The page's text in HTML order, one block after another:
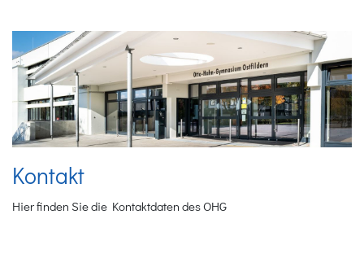
Kontakt
Hier finden Sie die Kontaktdaten des OHG